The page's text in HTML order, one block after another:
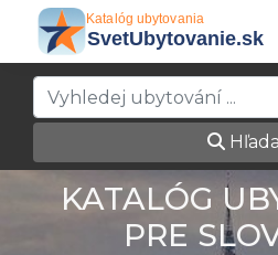
KATALÓG
PRE